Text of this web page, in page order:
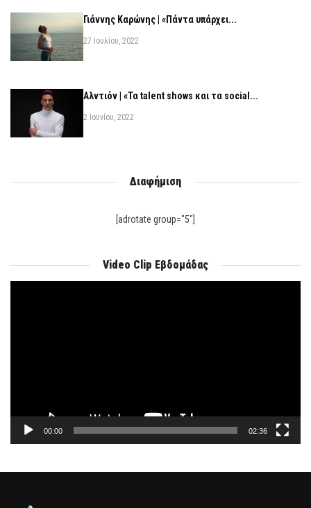
Γιάννης Καρώνης | «Πάντα υπάρχει...
27 Ιουλίου, 2022
Αλντιόν | «Τα talent shows και τα social...
2 Ιουνίου, 2022
Διαφήμιση
[adrotate group="5"]
Video Clip Εβδομάδας
00:00 02:36